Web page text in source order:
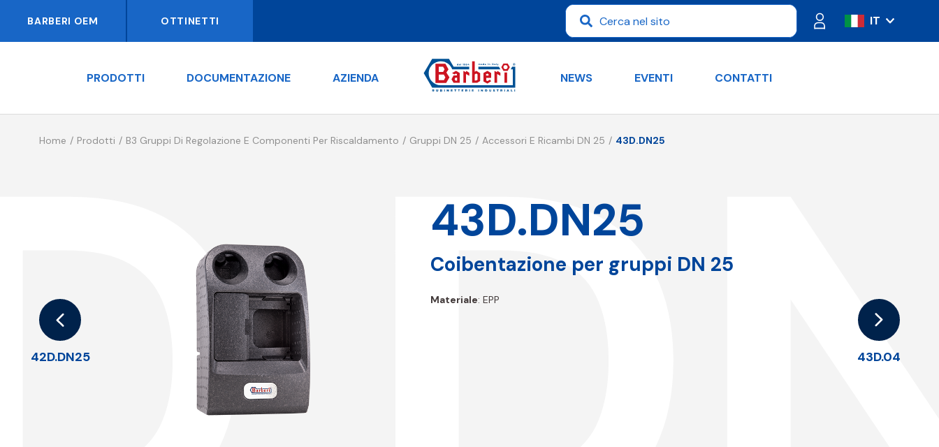
BARBERI OEM OTTINETTI
IT
ES
DE
PRODOTTI DOCUMENTAZIONE AZIENDA NEWS EVENTI CONTATTI
Home Prodotti B3 Gruppi Di Regolazione E Componenti Per Riscaldamento Gruppi DN 25 Accessori E Ricambi DN 25 43D.DN25
42D.DN25 43D.04
43D.DN25
Coibentazione per gruppi DN 25
Materiale: EPP